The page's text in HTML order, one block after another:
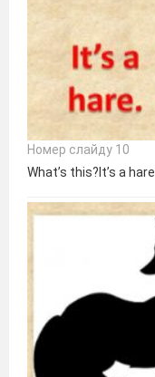
Номер слайду 10
What’s this?It’s a hare.